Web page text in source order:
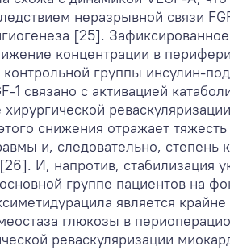
неразрывной связи
[25].
концентрации в
контрольной группы инсулин-
1 связано с активацией
снижения отражает тяжесть
и, следовательно, степень
И, напротив, стабилизация
группе пациентов на
является
глюкозы в
реваскуляризации